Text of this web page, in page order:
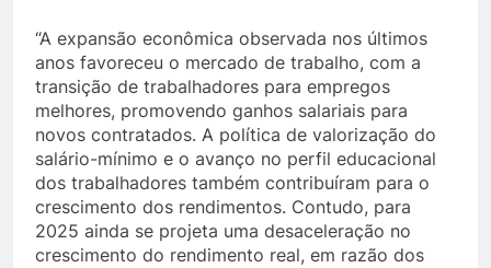
“A expansão econômica observada nos últimos
anos favoreceu o mercado de trabalho, com a
transição de trabalhadores para empregos
melhores, promovendo ganhos salariais para
novos contratados. A política de valorização do
salário-mínimo e o avanço no perfil educacional
dos trabalhadores também contribuíram para o
crescimento dos rendimentos. Contudo, para
2025 ainda se projeta uma desaceleração no
crescimento do rendimento real, em razão dos